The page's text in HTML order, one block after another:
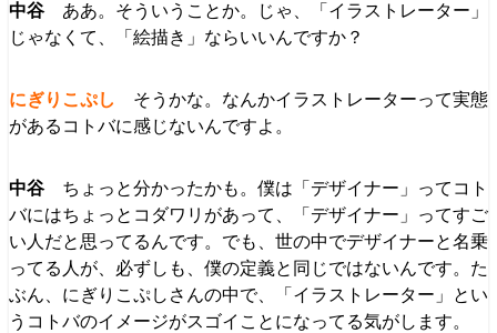
ああ。そういうことか。じゃ、「イラストレーター」
じゃなくて、「絵描き」ならいいんですか？
そうかな。なんかイラストレーターって実態
があるコトバに感じないんですよ。
ちょっと分かったかも。僕は「デザイナー」ってコト
バにはちょっとコダワリがあって、「デザイナー」ってすご
い人だと思ってるんです。でも、世の中でデザイナーと名乗
ってる人が、必ずしも、僕の定義と同じではないんです。た
ぶん、にぎりこぷしさんの中で、「イラストレーター」とい
うコトバのイメージがスゴイことになってる気がします。